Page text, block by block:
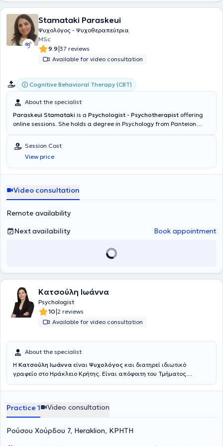
Stamataki Paraskeui
Ψυχολόγος - Ψυχοθεραπεύτρια
MSc
9.9|37 reviews
Available for video consultation
Cognitive Behavioral Therapy (CBT)
About the specialist
Paraskeui Stamataki is a Psychologist - Psychotherapist offering
online sessions. She holds a degree in Psychology from Panteion
Functioning ("Brain and Mind") and specialization in Cognitive-
Behavioral Psychotherapy and psychopathology. Having worked in
various settings, including psychiatric clinics and diagnostic
centers, she provides psychological support services for adults
issues. Her professional experience also includes collaboration with
primary and secondary schools, offering comprehensive therapeutic
being. Additionally, the Psychologist has participated in numerous
Ultimately, with the aim of effectively enhancing emotional balance
services centered on understanding and managing mental health
Session Cost
View price
Video consultation
Remote availability
Next availability
Book appointment
Κατσούλη Ιωάννα
Psychologist
10|2 reviews
Available for video consultation
About the specialist
Η Κατσούλη Ιωάννα είναι Ψυχολόγος και διατηρεί ιδιωτικό
γραφείο στο Ηράκλειο Κρήτης. Είναι απόφοιτη του Τμήματος
Μεταπτυχιακό Δίπλωμα Σπουδών στην Εφηβική Ιατρική και
Πανεπιστημίου Θεσσαλονίκης και έχει εκπαιδευτεί στη Γνωστική
Συμπεριφορική Θεραπεία (CBT) μέσω τετραετούς δια ζώσης
προγράμματος της Ελληνικής Εταιρείας Έρευνας Συμπεριφοράς –
Παράρτημα Μακεδονίας. Επαγγελματικά, έχει εργαστεί ως
Practice 1 Video consultation
Ρούσου Χούρδου 7, Heraklion, ΚΡΗΤΗ